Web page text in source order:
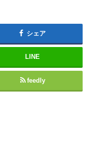
シェア
LINE
feedly